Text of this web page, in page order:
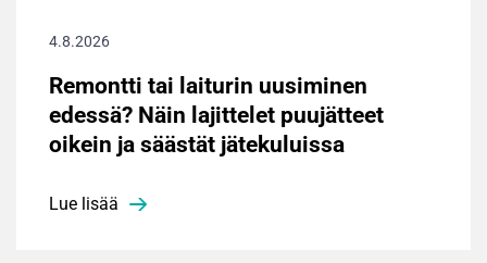
4.8.2026
Remontti tai laiturin uusiminen
edessä? Näin lajittelet puujätteet
oikein ja säästät jätekuluissa
Lue lisää